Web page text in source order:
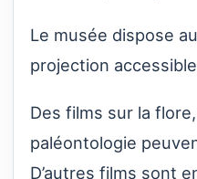
Le musée dispose
projection
Des films sur la
paléontologie
D’autres films sont